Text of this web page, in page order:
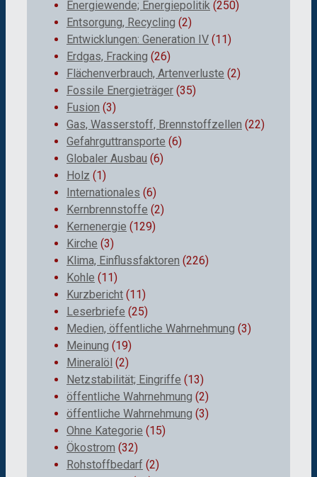
Energiewende; Energiepolitik (250)
Entsorgung, Recycling (2)
Entwicklungen: Generation IV (11)
Erdgas, Fracking (26)
Flächenverbrauch, Artenverluste (2)
Fossile Energieträger (35)
Fusion (3)
Gas, Wasserstoff, Brennstoffzellen (22)
Gefahrguttransporte (6)
Globaler Ausbau (6)
Holz (1)
Internationales (6)
Kernbrennstoffe (2)
Kernenergie (129)
Kirche (3)
Klima, Einflussfaktoren (226)
Kohle (11)
Kurzbericht (11)
Leserbriefe (25)
Medien, öffentliche Wahrnehmung (3)
Meinung (19)
Mineralöl (2)
Netzstabilität; Eingriffe (13)
öffentliche Wahrnehmung (2)
öffentliche Wahrnehmung (3)
Ohne Kategorie (15)
Ökostrom (32)
Rohstoffbedarf (2)